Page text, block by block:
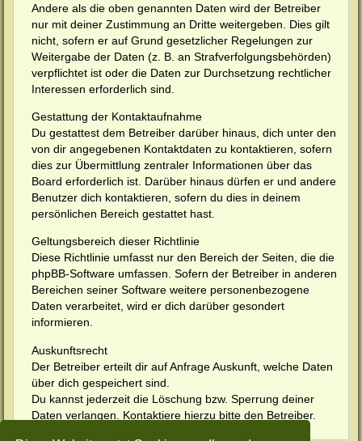
Andere als die oben genannten Daten wird der Betreiber
nur mit deiner Zustimmung an Dritte weitergeben. Dies gilt
nicht, sofern er auf Grund gesetzlicher Regelungen zur
Weitergabe der Daten (z. B. an Strafverfolgungsbehörden)
verpflichtet ist oder die Daten zur Durchsetzung rechtlicher
Interessen erforderlich sind.
Gestattung der Kontaktaufnahme
Du gestattest dem Betreiber darüber hinaus, dich unter den
von dir angegebenen Kontaktdaten zu kontaktieren, sofern
dies zur Übermittlung zentraler Informationen über das
Board erforderlich ist. Darüber hinaus dürfen er und andere
Benutzer dich kontaktieren, sofern du dies in deinem
persönlichen Bereich gestattet hast.
Geltungsbereich dieser Richtlinie
Diese Richtlinie umfasst nur den Bereich der Seiten, die die
phpBB-Software umfassen. Sofern der Betreiber in anderen
Bereichen seiner Software weitere personenbezogene
Daten verarbeitet, wird er dich darüber gesondert
informieren.
Auskunftsrecht
Der Betreiber erteilt dir auf Anfrage Auskunft, welche Daten
über dich gespeichert sind.
Du kannst jederzeit die Löschung bzw. Sperrung deiner
Daten verlangen. Kontaktiere hierzu bitte den Betreiber.